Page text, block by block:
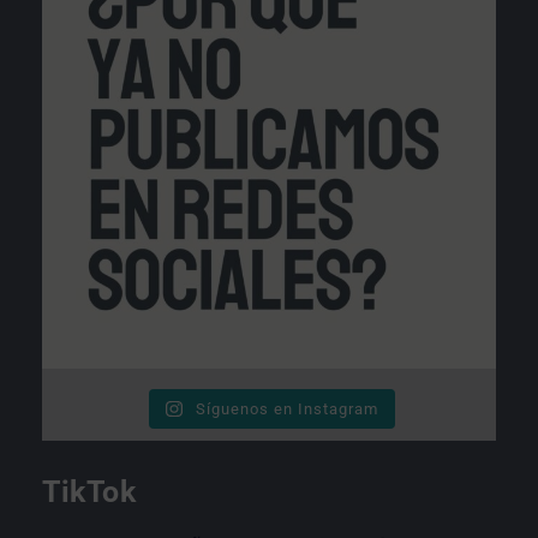
Síguenos en Instagram
TikTok